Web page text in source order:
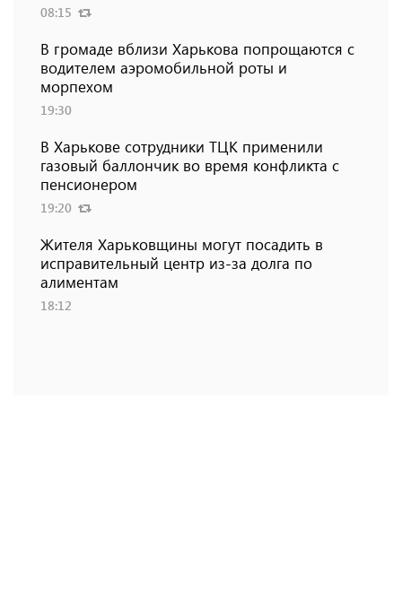
08:15
В громаде вблизи Харькова попрощаются с
водителем аэромобильной роты и
морпехом
19:30
В Харькове сотрудники ТЦК применили
газовый баллончик во время конфликта с
пенсионером
19:20
Жителя Харьковщины могут посадить в
исправительный центр из-за долга по
алиментам
18:12